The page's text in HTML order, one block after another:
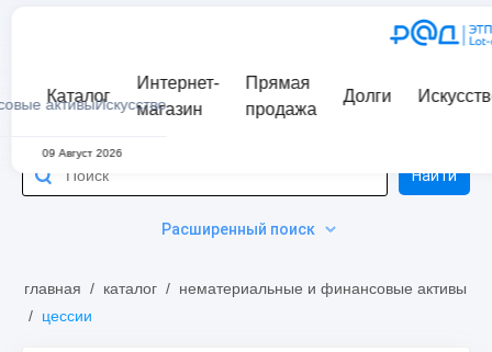
активыИскусство
Каталог
Интернет-
магазин
Прямая
продажа
Долги
09 Август 2026
Расширенный поиск
Найти
главная / каталог / нематериальные и финансовые активы
/ цессии